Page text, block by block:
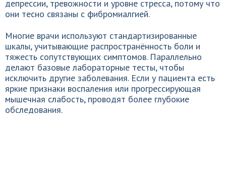
депрессии, тревожности и уровне стресса, потому что
они тесно связаны с фибромиалгией.
Многие врачи используют стандартизированные
шкалы, учитывающие распространённость боли и
тяжесть сопутствующих симптомов. Параллельно
делают базовые лабораторные тесты, чтобы
исключить другие заболевания. Если у пациента есть
яркие признаки воспаления или прогрессирующая
мышечная слабость, проводят более глубокие
обследования.